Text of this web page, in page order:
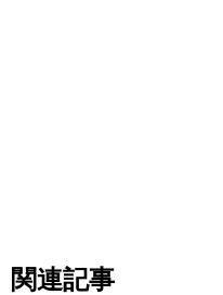
関連記事